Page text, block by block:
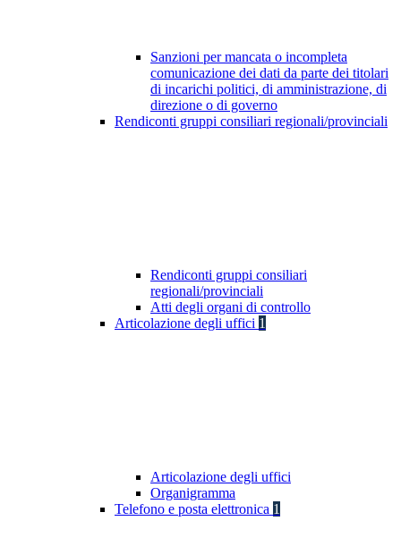
Sanzioni per mancata o incompleta
comunicazione dei dati da parte dei titolari
di incarichi politici, di amministrazione, di
direzione o di governo
Rendiconti gruppi consiliari regionali/provinciali
Rendiconti gruppi consiliari
regionali/provinciali
Atti degli organi di controllo
Articolazione degli uffici 1
Articolazione degli uffici
Organigramma
Telefono e posta elettronica 1